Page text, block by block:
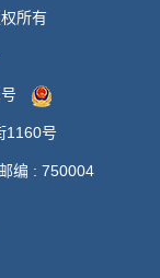
所有
1160号
邮编 : 750004